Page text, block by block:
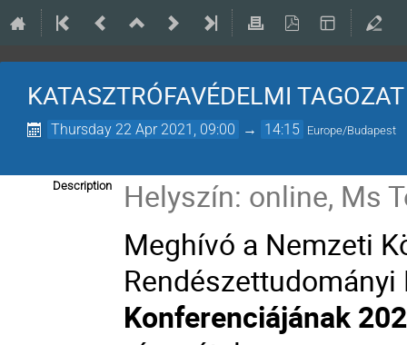
KATASZTRÓFAVÉDELMI TAGOZAT
Thursday 22 Apr 2021, 09:00 → 14:15 Europe/Budapest
Description Helyszín: online, Ms
Meghívó a Nemzeti
Konferenciájának